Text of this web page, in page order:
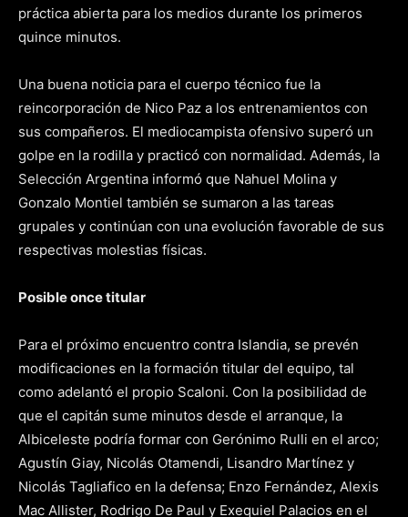
práctica abierta para los medios durante los primeros
quince minutos.
Una buena noticia para el cuerpo técnico fue la
reincorporación de Nico Paz a los entrenamientos con
sus compañeros. El mediocampista ofensivo superó un
golpe en la rodilla y practicó con normalidad. Además, la
Selección Argentina informó que Nahuel Molina y
Gonzalo Montiel también se sumaron a las tareas
grupales y continúan con una evolución favorable de sus
respectivas molestias físicas.
Posible once titular
Para el próximo encuentro contra Islandia, se prevén
modificaciones en la formación titular del equipo, tal
como adelantó el propio Scaloni. Con la posibilidad de
que el capitán sume minutos desde el arranque, la
Albiceleste podría formar con Gerónimo Rulli en el arco;
Agustín Giay, Nicolás Otamendi, Lisandro Martínez y
Nicolás Tagliafico en la defensa; Enzo Fernández, Alexis
Mac Allister, Rodrigo De Paul y Exequiel Palacios en el